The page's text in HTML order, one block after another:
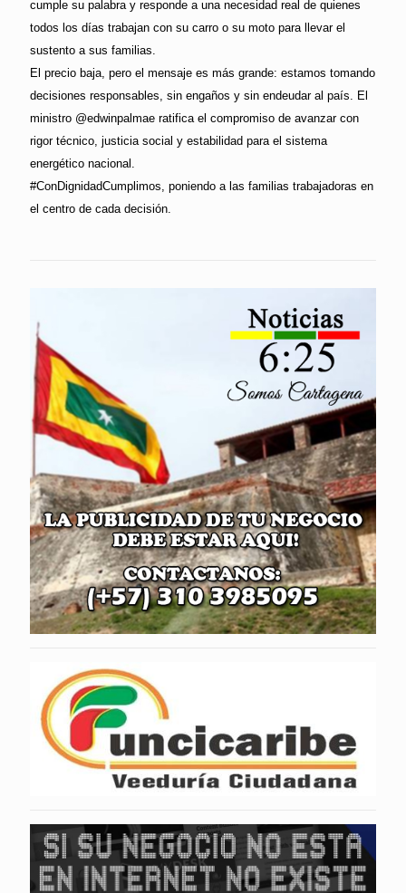
cumple su palabra y responde a una necesidad real de quienes
todos los días trabajan con su carro o su moto para llevar el
sustento a sus familias.
El precio baja, pero el mensaje es más grande: estamos tomando
decisiones responsables, sin engaños y sin endeudar al país. El
ministro @edwinpalmae ratifica el compromiso de avanzar con
rigor técnico, justicia social y estabilidad para el sistema
energético nacional.
#ConDignidadCumplimos, poniendo a las familias trabajadoras en
el centro de cada decisión.